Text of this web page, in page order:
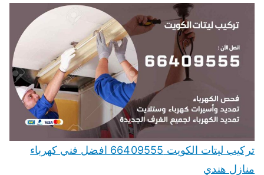
تركيب ليتات الكويت 66409555 افضل فني كهرباء
منازل هندي